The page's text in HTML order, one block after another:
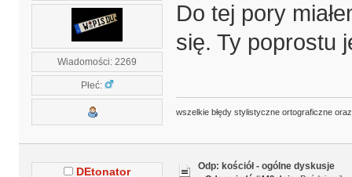
Wiadomości: 2269
Płeć:
Do tej pory
się. Ty poprostu
wszelkie błędy stylistyczne ortograficzne
DEtonator Odp: kościół - ogólne dyskusje